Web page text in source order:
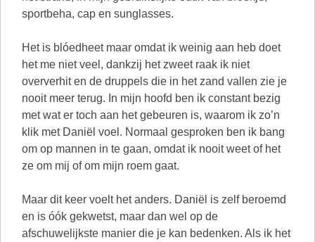
sportbeha, cap en sunglasses.
Het is blóedheet maar omdat ik weinig aan heb doet
het me niet veel, dankzij het zweet raak ik niet
oververhit en de druppels die in het zand vallen zie je
nooit meer terug. In mijn hoofd ben ik constant bezig
met wat er toch aan het gebeuren is, waarom ik zo’n
klik met Daniël voel. Normaal gesproken ben ik bang
om op mannen in te gaan, omdat ik nooit weet of het
ze om mij of om mijn roem gaat.
Maar dit keer voelt het anders. Daniël is zelf beroemd
en is óók gekwetst, maar dan wel op de
afschuwelijkste manier die je kan bedenken. Als ik het